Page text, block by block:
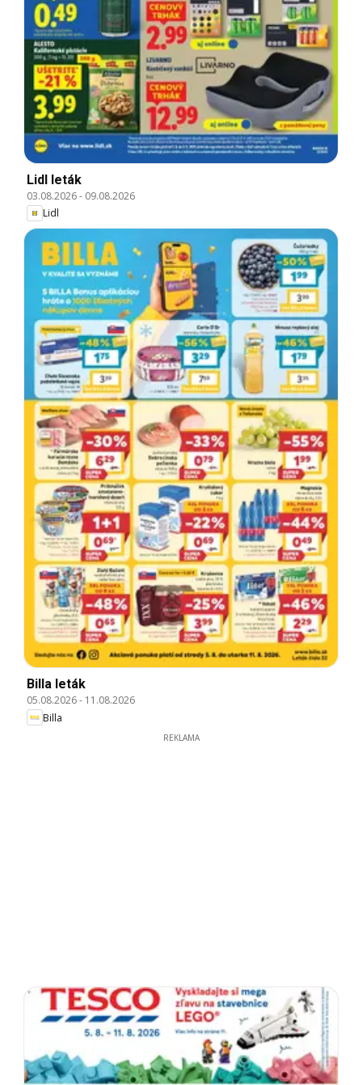
Lidl leták
03.08.2026- 09.08.2026
Lidl
Billa leták
05.08.2026- 11.08.2026
Billa
REKLAMA